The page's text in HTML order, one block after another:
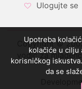
Ulogujte se
Copyright ©
vodič za
Upotreba
kolačiće u cilju
korisničkog
da se